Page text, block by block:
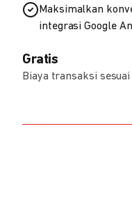
Maksimalkan
integrasi Google
Gratis
Biaya transaksi